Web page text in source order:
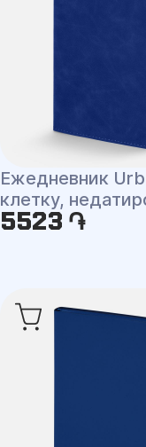
Ежедневник
клетку,
5523 ֏